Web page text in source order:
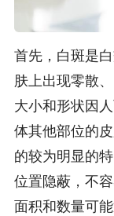
首先，白斑是
肤上出现零散
大小和形状因
体其他部位的
的较为明显的
位置隐蔽，不
面积和数量可能